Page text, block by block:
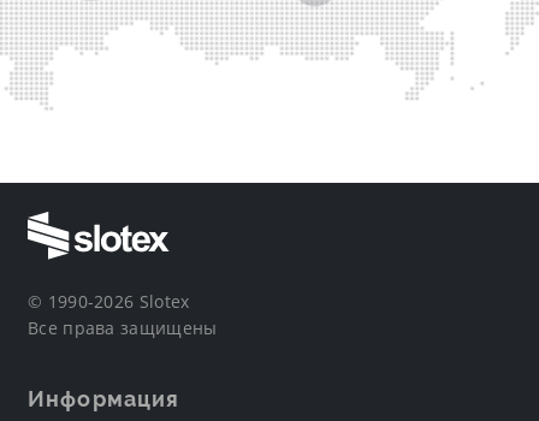
© 1990-2026 Slotex
Все права защищены
Информация